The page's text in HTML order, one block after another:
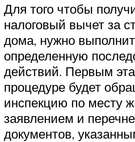
Для того чтобы
налоговый вычет за
дома, нужно
определенную
действий. Первым
процедуре будет
инспекцию по месту
заявлением и
документов,